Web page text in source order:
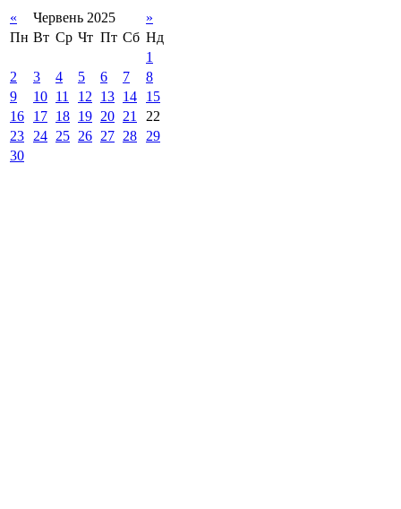
« Червень 2025
»
Пн Вт Ср Чт Пт Сб Нд
1
2
3 4 5 6 7
8
9
10 11 12 13 14
15
16
17 18 19 20 21
22
23
24 25 26 27 28
29
30